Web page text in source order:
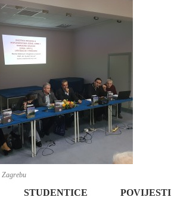
Zagrebu
STUDENTICE POVIJESTI